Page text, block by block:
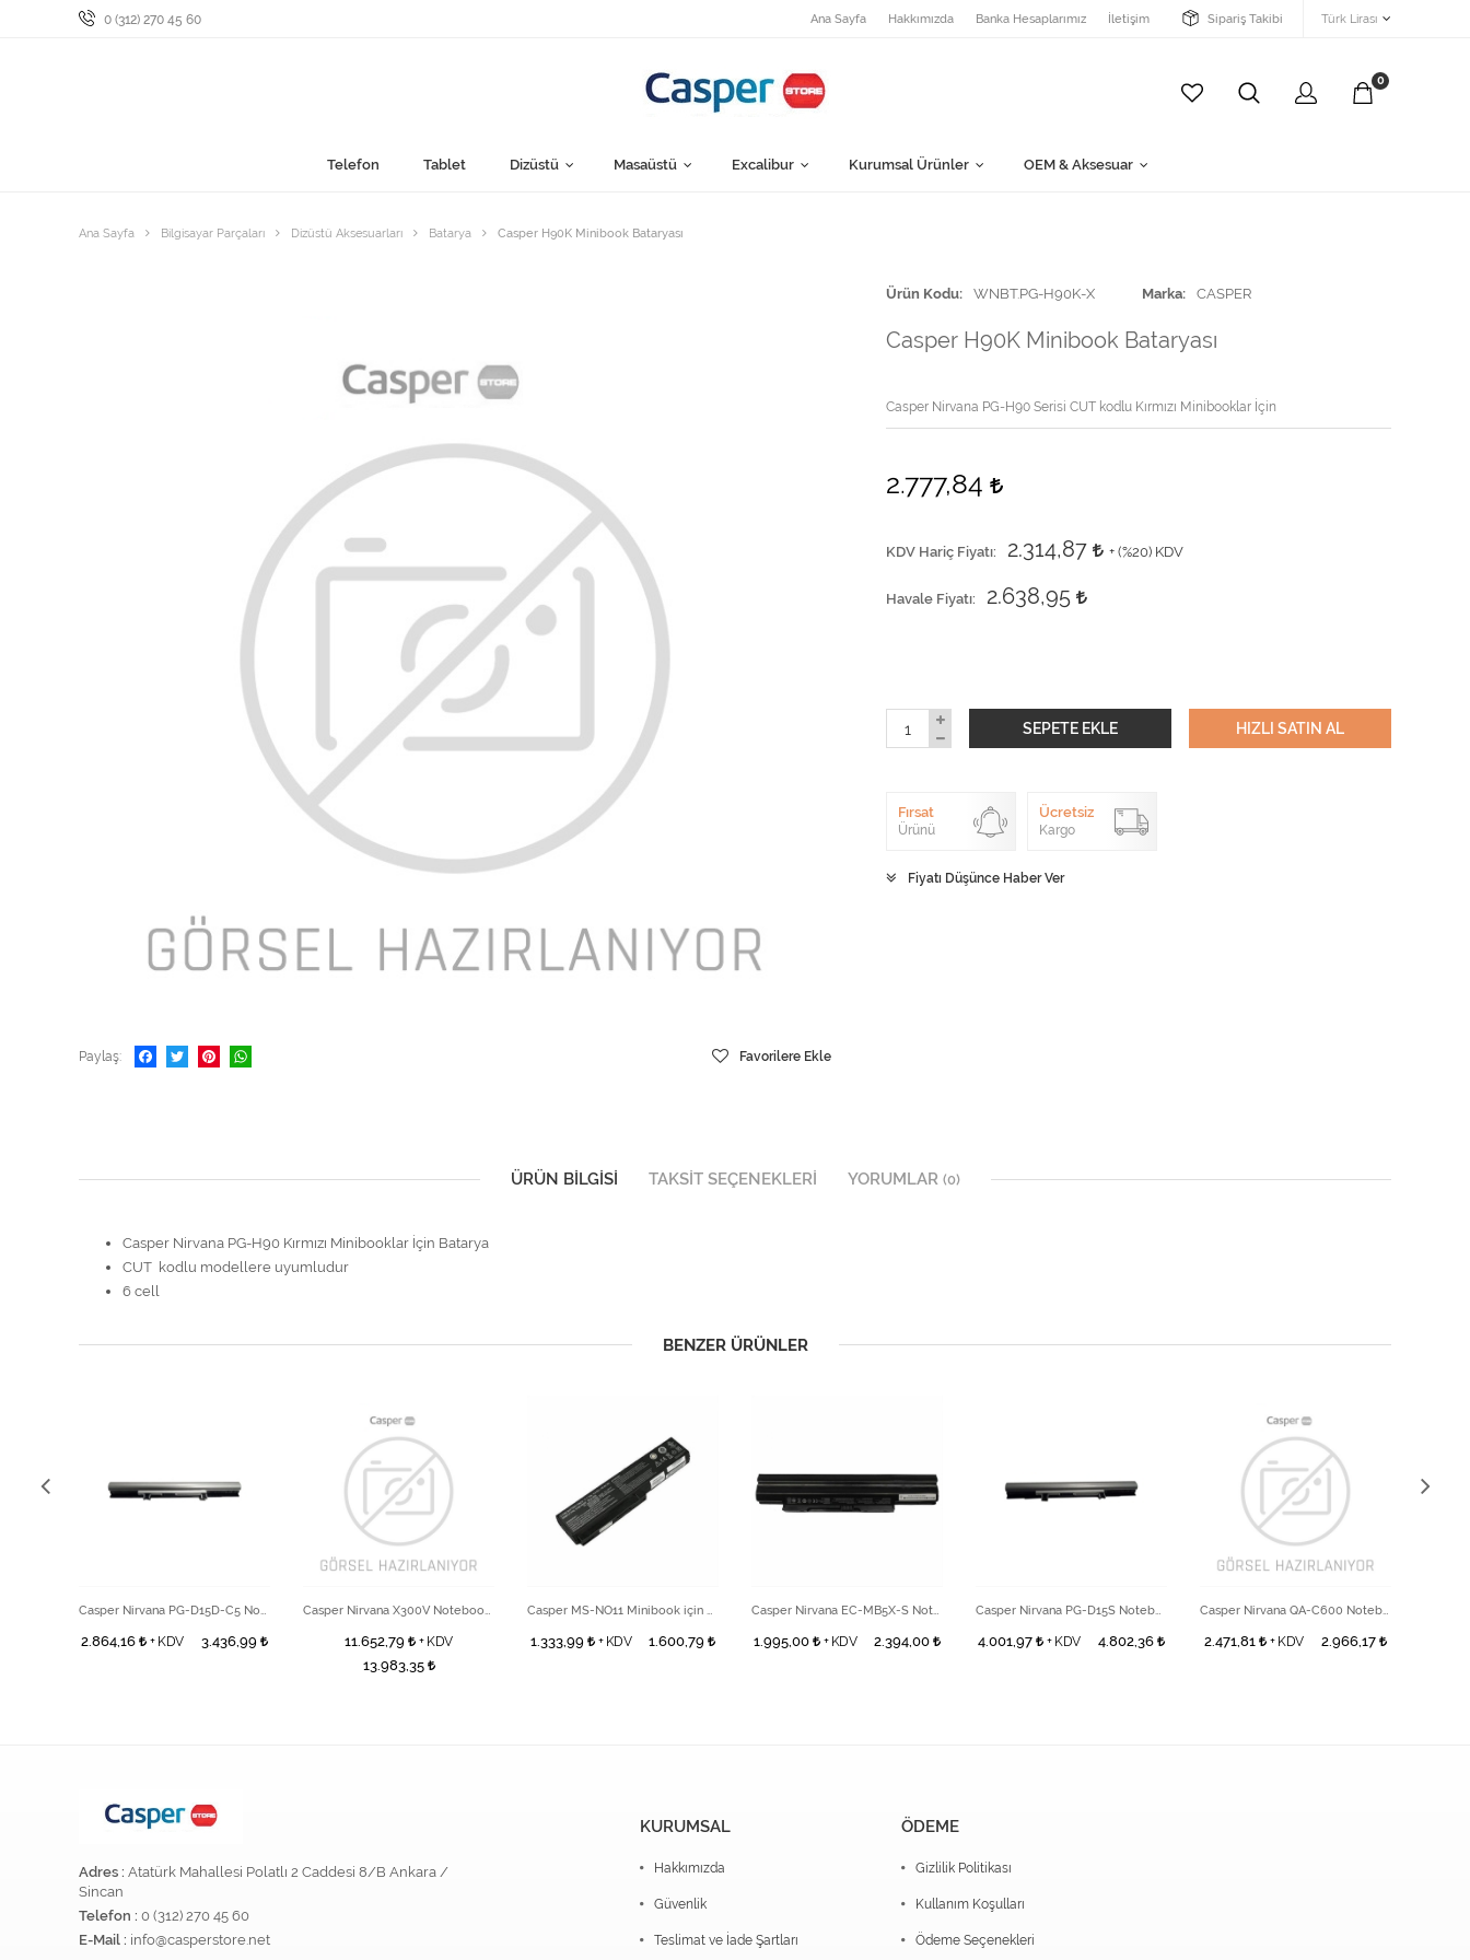
0 (312) 270 45 60 Türk Lirası
Ana Sayfa Hakkımızda Banka Hesaplarımız İletişim Sipariş Takibi
0
Telefon Tablet Dizüstü Masaüstü Excalibur Kurumsal Ürünler OEM & Aksesuar
Ana Sayfa Bilgisayar Parçaları Dizüstü Aksesuarları Batarya Casper H90K Minibook Bataryası
Paylaş Favorilere Ekle
Ürün Kodu WNBT.PG-H90K-X Marka CASPER
Casper H90K Minibook Bataryası
Casper Nirvana PG-H90 Serisi CUT kodlu Kırmızı Minibooklar İçin
2.777,84
KDV Hariç Fiyatı 2.314,87 + (%20) KDV
Havale Fiyatı 2.638,95
SEPETE EKLE HIZLI SATIN AL
Fırsat
Ürünü
Ücretsiz
Kargo
Fiyatı Düşünce Haber Ver
ÜRÜN BILGISI TAKSIT SEÇENEKLERI YORUMLAR (0)
Casper Nirvana PG-H90 Kırmızı Minibooklar İçin Batarya
CUT kodlu modellere uyumludur
6 cell
BENZER ÜRÜNLER
2.864,16 + KDV 3.436,99 11.652,79 + KDV
13.983,35
1.333,99 + KDV 1.600,79 1.995,00 + KDV 2.394,00 4.001,97 + KDV 4.802,36 2.471,81 + KDV 2.966,17
Adres : Atatürk Mahallesi Polatlı 2 Caddesi 8/B Ankara /
Sincan
Telefon : 0 (312) 270 45 60
E-Mail : info@casperstore.net
KURUMSAL
Hakkımızda
Güvenlik
Teslimat ve İade Şartları
ÖDEME
Gizlilik Politikası
Kullanım Koşulları
Ödeme Seçenekleri